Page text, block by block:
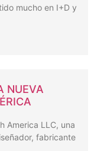
mucho en I+D y
NUEVA
America LLC, una
fabricante